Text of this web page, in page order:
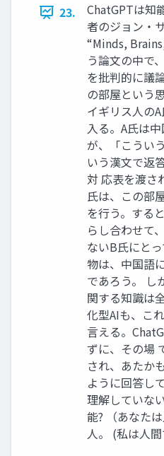
23.
ChatGPTは知
者のジョン・
“Minds,
う論文の中で
を批判的に議
の部屋という
イギリス人の
入る。A氏は
が、「こうい
いう漢文で返
対 応表を渡さ
氏は、この部
を行う。する
らし合わせて
ないB氏にと
物は、中国語
であろう。 し
関する知識は
化型AIも、こ
言える。
ずに、その場
され、あたか
ように回答し
理解していな
能? （あなた
人。 (私は人